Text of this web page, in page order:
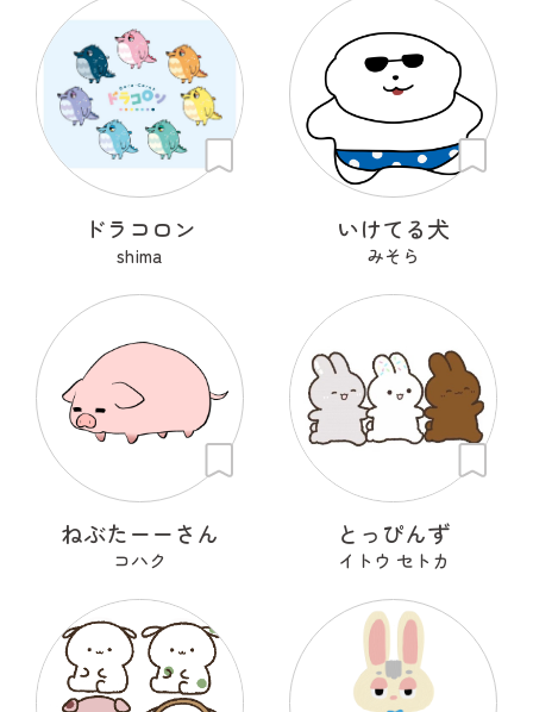
ドラコロン
shima
いけてる犬
みそら
ねぶたーーさん
コハク
とっぴんず
イトウ セトカ